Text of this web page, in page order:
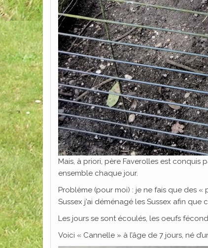
Mais, à priori, père Faverolles est conquis
ensemble chaque jour.
Problème (pour moi) : je ne fais que des
Sussex j’ai déménagé les Sussex afin que
Les jours se sont écoulés, les oeufs
Voici « Cannelle » à l’âge de 7 jours, né